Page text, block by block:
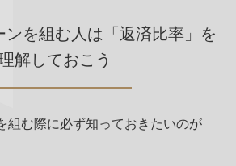
ンを組む人は「返済比率」を
解しておこう
組む際に必ず知っておきたいのが